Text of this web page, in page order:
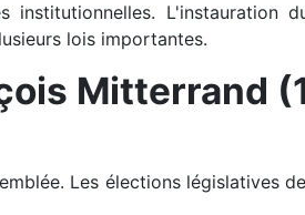
L'instauration
lois importantes.
Mitterrand
Les élections législatives